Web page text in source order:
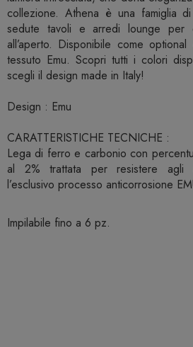
collezione. Athena è una famiglia
sedute tavoli e arredi lounge per
all’aperto. Disponibile come
tessuto Emu. Scopri tutti i colori
scegli il design made in Italy!
Design : Emu
CARATTERISTICHE TECNICHE :
Lega di ferro e carbonio con
al 2% trattata per resistere agli
l’esclusivo processo anticorrosione
Impilabile fino a 6 pz.